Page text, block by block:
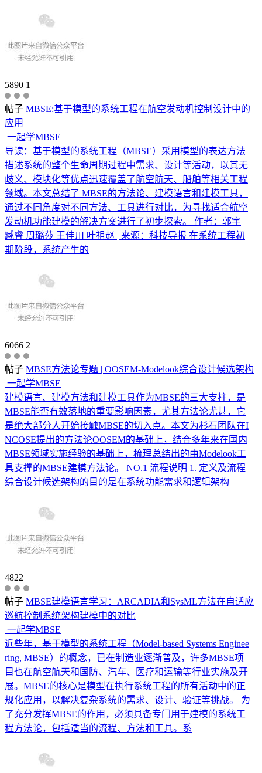
5890 1
帖子 MBSE:基于模型的系统工程在航空发动机控制设计中的
应用
一起学MBSE
导读：基于模型的系统工程（MBSE）采用模型的表达方法
描述系统的整个生命周期过程中需求、设计等活动，以其无
歧义、模块化等优点迅速覆盖了航空航天、船舶等相关工程
领域。本文总结了 MBSE的方法论、建模语言和建模工具，
通过不同角度对不同方法、工具进行对比，为寻找适合航空
发动机功能建模的解决方案进行了初步探索。 作者：郭宇
臧睿 周璐莎 王佳川 叶祖赵 | 来源：科技导报 在系统工程初
期阶段，系统产生的
6066 2
帖子 MBSE方法论专题 | OOSEM-Modelook综合设计候选架构
一起学MBSE
建模语言、建模方法和建模工具作为MBSE的三大支柱，是
MBSE能否有效落地的重要影响因素，尤其方法论尤甚，它
是绝大部分人开始接触MBSE的切入点。本文为杉石团队在I
NCOSE提出的方法论OOSEM的基础上，结合多年来在国内
MBSE领域实施经验的基础上，梳理总结出的由Modelook工
具支撑的MBSE建模方法论。 NO.1 流程说明 1. 定义及流程
综合设计候选架构的目的是在系统功能需求和逻辑架构
4822
帖子 MBSE建模语言学习：ARCADIA和SysML方法在自适应
巡航控制系统架构建模中的对比
一起学MBSE
近些年，基于模型的系统工程（Model-based Systems Enginee
ring, MBSE）的概念，已在制造业逐渐普及，许多MBSE项
目也在航空航天和国防、汽车、医疗和运输等行业实施及开
展。MBSE的核心是模型在执行系统工程的所有活动中的正
规化应用，以解决复杂系统的需求、设计、验证等挑战。 为
了充分发挥MBSE的作用，必须具备专门用于建模的系统工
程方法论，包括适当的流程、方法和工具。系